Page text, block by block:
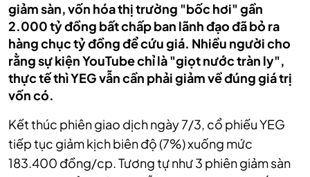
giảm sàn, vốn hóa thị trường "bốc hơi" gần
2.000 tỷ đồng bất chấp ban lãnh đạo đã bỏ ra
hàng chục tỷ đồng để cứu giá. Nhiều người cho
rằng sự kiện YouTube chỉ là "giọt nước tràn ly",
thực tế thì YEG vẫn cần phải giảm về đúng giá trị
vốn có.
Kết thúc phiên giao dịch ngày 7/3, cổ phiếu YEG
tiếp tục giảm kịch biên độ (7%) xuống mức
183.400 đồng/cp. Tương tự như 3 phiên giảm sàn